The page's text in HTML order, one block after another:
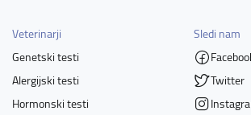
Veterinarji
Genetski testi
Alergijski testi
Hormonski testi
Sledi nam
Twitter